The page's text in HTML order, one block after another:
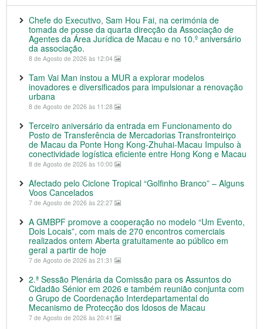
Chefe do Executivo, Sam Hou Fai, na cerimónia de
tomada de posse da quarta direcção da Associação de
Agentes da Área Jurídica de Macau e no 10.º aniversário
da associação.
8 de Agosto de 2026 às 12:04
Tam Vai Man instou a MUR a explorar modelos
inovadores e diversificados para impulsionar a renovação
urbana
8 de Agosto de 2026 às 11:28
Terceiro aniversário da entrada em Funcionamento do
Posto de Transferência de Mercadorias Transfronteiriço
de Macau da Ponte Hong Kong-Zhuhai-Macau Impulso à
conectividade logística eficiente entre Hong Kong e Macau
8 de Agosto de 2026 às 10:00
Afectado pelo Ciclone Tropical “Golfinho Branco” – Alguns
Voos Cancelados
7 de Agosto de 2026 às 22:27
A GMBPF promove a cooperação no modelo “Um Evento,
Dois Locais”, com mais de 270 encontros comerciais
realizados ontem Aberta gratuitamente ao público em
geral a partir de hoje
7 de Agosto de 2026 às 21:31
2.ª Sessão Plenária da Comissão para os Assuntos do
Cidadão Sénior em 2026 e também reunião conjunta com
o Grupo de Coordenação Interdepartamental do
Mecanismo de Protecção dos Idosos de Macau
7 de Agosto de 2026 às 20:41